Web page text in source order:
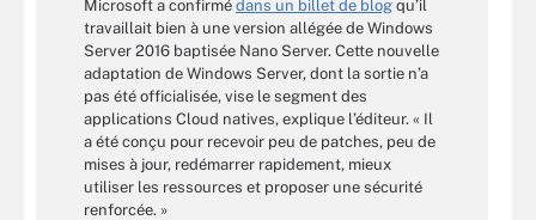
Microsoft a confirmé dans un billet de blog qu’il
travaillait bien à une version allégée de Windows
Server 2016 baptisée Nano Server. Cette nouvelle
adaptation de Windows Server, dont la sortie n’a
pas été officialisée, vise le segment des
applications Cloud natives, explique l’éditeur. « Il
a été conçu pour recevoir peu de patches, peu de
mises à jour, redémarrer rapidement, mieux
utiliser les ressources et proposer une sécurité
renforcée. »